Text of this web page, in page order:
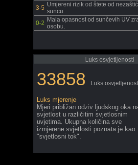
3-5 Umjereni rizik od štete od
suncu.
0-2 Mala opasnost od sunčevih UV
osobu.
Luks osvjetljenosti
33858 Luks
Luks mjerenje
Mjeri približan odziv ljudskog oka
svjetlost u različitim svjetlosnim
uvjetima. Ukupna količina sve
izmjerene svjetlosti poznata je kao
"svjetlosni tok".